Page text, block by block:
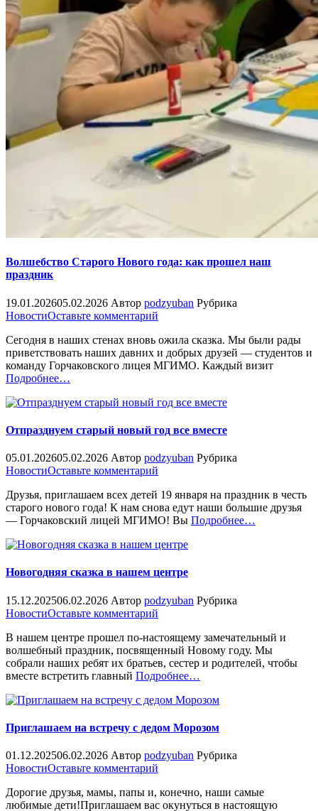
Волшебство Старого Нового года: как прошел наш
праздник
19.01.202605.02.2026 Автор podzyuban Рубрика
НовостиОставьте комментарий
Старого
Нового
года:
наш
Сегодня в наших стенах вновь ожила сказка. Мы были рады
приветствовать наших давних и добрых друзей — студентов и
команду Горчаковского лицея МГИМО. Каждый визит
Подробнее«%s»
…
Отпразднуем старый новый год все вместе
05.01.202605.02.2026 Автор podzyuban Рубрика
НовостиОставьте комментарий
старый
новый
год
вместе
Друзья, приглашаем всех детей 19 января на праздник в честь
старого нового года! К нам снова едут наши большие друзья
— Горчаковский лицей МГИМО! Вы Подробнее«%s»
…
Новогодняя сказка в нашем центре
15.12.202506.02.2026 Автор podzyuban Рубрика
НовостиОставьте комментарий
сказка
в
нашем
центре
В нашем центре прошел по-настоящему замечательный и
волшебный праздник, посвященный Новому году. Мы
собрали наших ребят их братьев, сестер и родителей, чтобы
вместе встретить главный Подробнее«%s»
…
Приглашаем на встречу с дедом Морозом
01.12.202506.02.2026 Автор podzyuban Рубрика
НовостиОставьте комментарий
на
встречу
Дорогие друзья, мамы, папы и, конечно, наши самые
любимые дети!Приглашаем вас окунуться в настоящую